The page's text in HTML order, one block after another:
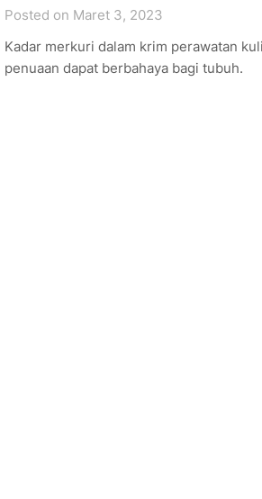
Posted on Maret 3, 2023
Kadar merkuri dalam krim perawatan
penuaan dapat berbahaya bagi tubuh.